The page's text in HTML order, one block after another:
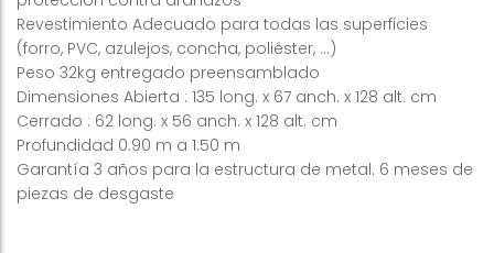
Revestimiento Adecuado para todas las superficies
(forro, PVC, azulejos, concha, poliéster, …)
Peso 32kg entregado preensamblado
Dimensiones Abierta : 135 long. x 67 anch. x 128 alt. cm
Cerrado : 62 long. x 56 anch. x 128 alt. cm
Profundidad 0.90 m a 1.50 m
Garantía 3 años para la estructura de metal. 6 meses de
piezas de desgaste